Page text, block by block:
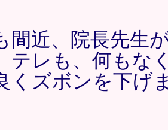
間近、院長先生
テレも、何もな
くズボンを下げ